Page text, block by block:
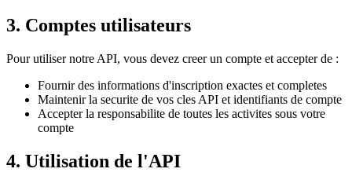
3. Comptes utilisateurs
Pour utiliser notre API, vous devez creer un compte et accepter de :
Fournir des informations d'inscription exactes et completes
Maintenir la securite de vos cles API et identifiants de compte
Accepter la responsabilite de toutes les activites sous votre
compte
4. Utilisation de l'API